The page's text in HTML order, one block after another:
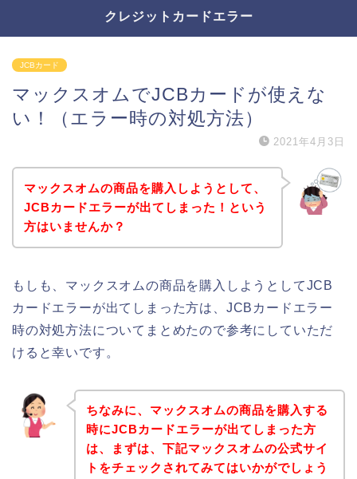
クレジットカードエラー
JCBカード
マックスオムでJCBカードが使えな
い！（エラー時の対処方法）
2021年4月3日
マックスオムの商品を購入しようとして、
JCBカードエラーが出てしまった！という
方はいませんか？
もしも、マックスオムの商品を購入しようとしてJCB
カードエラーが出てしまった方は、JCBカードエラー
時の対処方法についてまとめたので参考にしていただ
けると幸いです。
ちなみに、マックスオムの商品を購入する
時にJCBカードエラーが出てしまった方
は、まずは、下記マックスオムの公式サイ
トをチェックされてみてはいかがでしょう